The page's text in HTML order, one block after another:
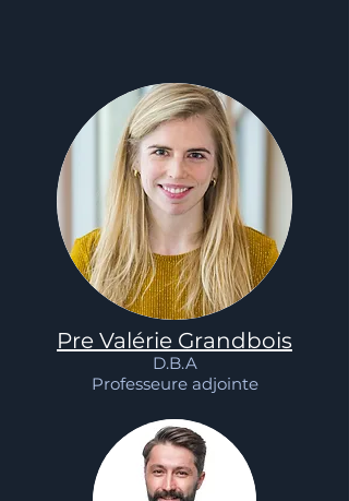
Pre Valérie Grandbois
D.B.A
Professeure adjointe